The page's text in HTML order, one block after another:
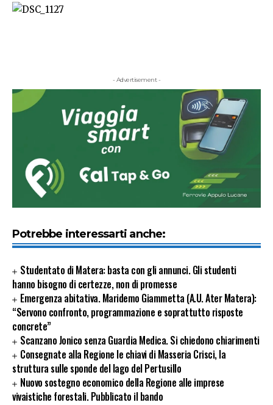
- Advertisement -
Potrebbe interessarti anche:
Studentato di Matera: basta con gli annunci. Gli studenti
hanno bisogno di certezze, non di promesse
Emergenza abitativa. Maridemo Giammetta (A.U. Ater Matera):
“Servono confronto, programmazione e soprattutto risposte
concrete”
Scanzano Jonico senza Guardia Medica. Si chiedono chiarimenti
Consegnate alla Regione le chiavi di Masseria Crisci, la
struttura sulle sponde del lago del Pertusillo
Nuovo sostegno economico della Regione alle imprese
vivaistiche forestali. Pubblicato il bando